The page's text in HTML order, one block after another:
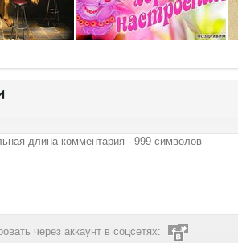
через аккаунт в соцсетях: